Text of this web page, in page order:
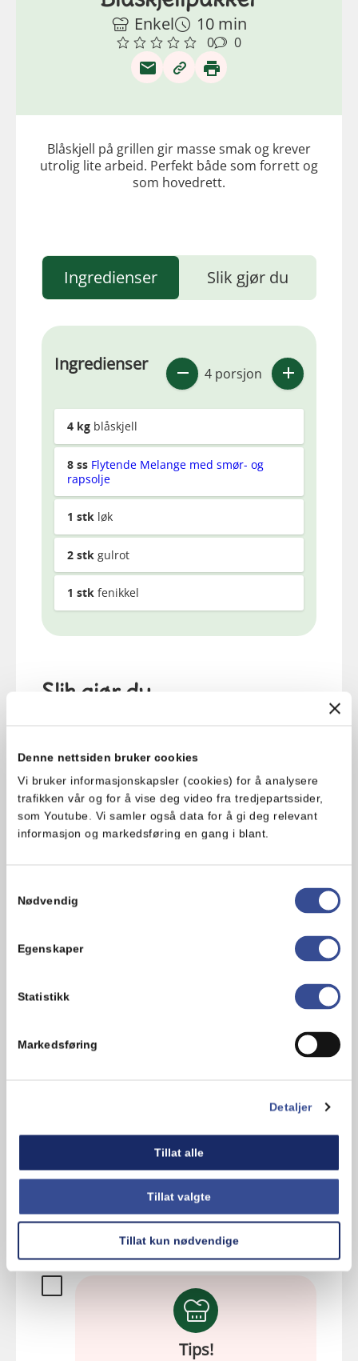
Denne nettsiden bruker cookies
Vi bruker informasjonskapsler (cookies) for å analysere
trafikken vår og for å vise deg video fra tredjepartssider,
som Youtube. Vi samler også data for å gi deg relevant
informasjon og markedsføring en gang i blant.
Nødvendig
Egenskaper
Statistikk
Markedsføring
Detaljer
Tillat alle
Tillat valgte
Tillat kun nødvendige
Enkel 10 min
0 0
Blåskjell på grillen gir masse smak og krever
utrolig lite arbeid. Perfekt både som forrett og
som hovedrett.
Ingredienser Slik gjør du
Ingredienser 4 porsjon
4 kg blåskjell
8 ss Flytende Melange med smør- og
rapsolje
1 stk løk
2 stk gulrot
1 stk fenikkel
Slik gjør du
og legg en neve med skrubbede
blåskjell på midten.
2. Ha på en sprut Flytende Melange eller
marinade til fisk, litt hakket løk og
aluminiumsfolien, men pass på at det
er mye plass inni. Skjellene skal ha plass
4. Legg pakkene på varm grill og la dem
Husk at skjellene slipper væske, så vær
Tips!
Skal du servere blåskjellene som
forrett, beregner du 0,5 kg per
person.
Tips!